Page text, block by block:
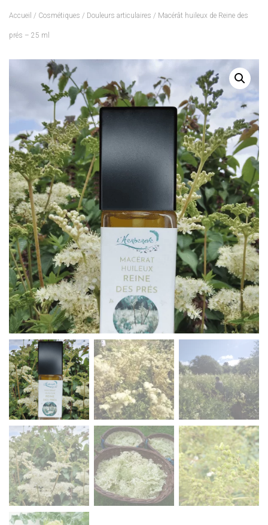
Accueil / Cosmétiques / Douleurs articulaires / Macérât huileux de Reine des
prés – 25 ml